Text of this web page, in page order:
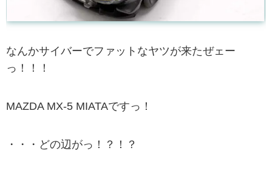
なんかサイバーでファットなヤツが来たぜェー
っ！！！
MAZDA MX-5 MIATAですっ！
・・・どの辺がっ！？！？